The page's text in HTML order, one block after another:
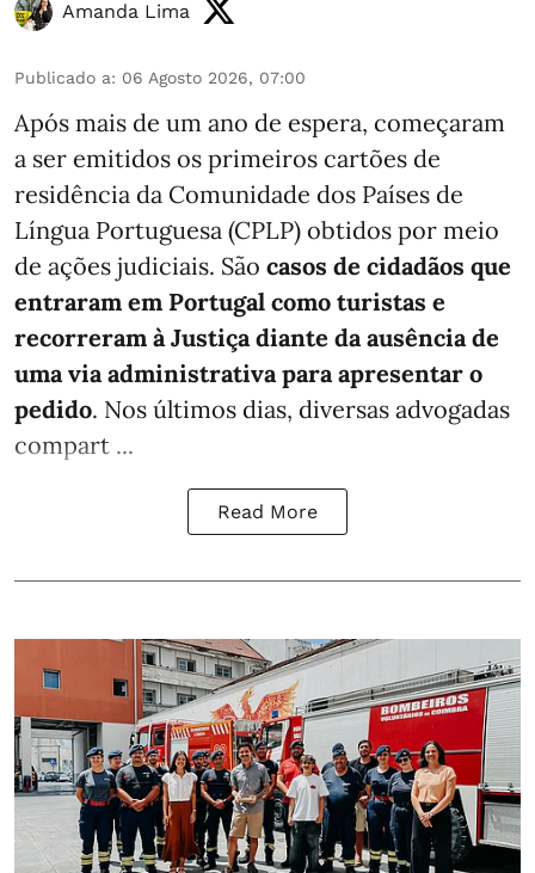
Amanda Lima
Publicado a: 06 Agosto 2026, 07:00
Após mais de um ano de espera, começaram
a ser emitidos os primeiros cartões de
residência da Comunidade dos Países de
Língua Portuguesa (CPLP) obtidos por meio
de ações judiciais. São casos de cidadãos que
entraram em Portugal como turistas e
recorreram à Justiça diante da ausência de
uma via administrativa para apresentar o
pedido. Nos últimos dias, diversas advogadas
compart ...
Read More